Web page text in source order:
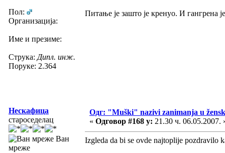
Пол:
Организација:
Име и презиме:
Струка: Дипл. инж.
Поруке: 2.364
Питање је зашто је кренуо. И гангрена
Нескафица
староседелац
Ван
мреже
Одг: "Muški" nazivi zanimanja u
« Одговор #168 у: 21.30 ч. 06.05.2007.
Izgleda da bi se ovde najtoplije pozdravilo